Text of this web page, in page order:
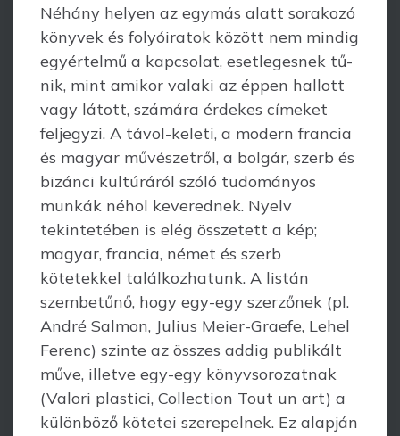
Néhány helyen az egymás alatt sorakozó
köny­vek és folyóiratok között nem mindig
egyértelmű a kapcsolat, esetlegesnek tű­
nik, mint amikor valaki az éppen hallott
vagy látott, számára érdekes címeket
feljegy­zi. A távol-keleti, a modern francia
és magyar művészetről, a bolgár, szerb és
bizánci kultúráról szóló tudományos
mun­kák néhol keverednek. Nyelv
tekintetében is elég összetett a kép;
magyar, francia, német és szerb
kötetekkel találkozhatunk. A listán
szembetűnő, hogy egy-egy szerző­nek (pl.
André Salmon, Julius Meier-Graefe, Lehel
Ferenc) szinte az összes addig publikált
műve, illetve egy-egy könyvsorozatnak
(Valori plastici, Collection Tout un art) a
különböző kötetei szerepelnek. Ez alap­ján